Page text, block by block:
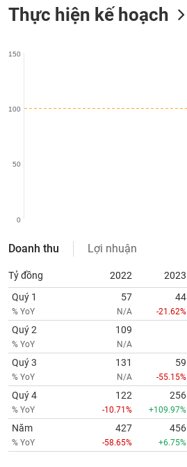
Thực hiện kế hoạch
0
50
100
150
Doanh thu Lợi nhuận
Tỷ đồng 2022 2023
Quý 1
% YoY
57
N/A
44
-21.62%
Quý 2
% YoY
109
N/A
Quý 3
% YoY
131
N/A
59
-55.15%
Quý 4
% YoY
122
-10.71%
256
+109.97%
Năm
% YoY
427
-58.65%
456
+6.75%
Công
tư
chính
liệu
chính